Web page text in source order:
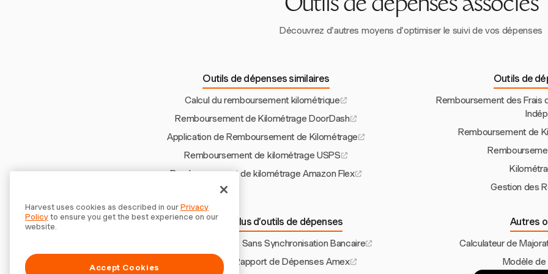
Outils de dépenses associés
Découvrez d'autres moyens d'optimiser le suivi de vos dépenses
Outils de dépenses similaires
Calcul du remboursement kilométrique
Remboursement de Kilométrage DoorDash
Application de Remboursement de Kilométrage
Remboursement de kilométrage USPS
Remboursement de kilométrage Amazon Flex
Outils de
Remboursement des Frais
Remboursement de
Gestion des
Découvrir plus d’outils de dépenses
Suivi des Dépenses Sans Synchronisation Bancaire
Application de Rapport de Dépenses Amex
Autres
Calculateur de
Modèle de
Harvest uses cookies as described in ourPrivacy
Policyto ensure you get the best experience on our
website.
Accept Cookies